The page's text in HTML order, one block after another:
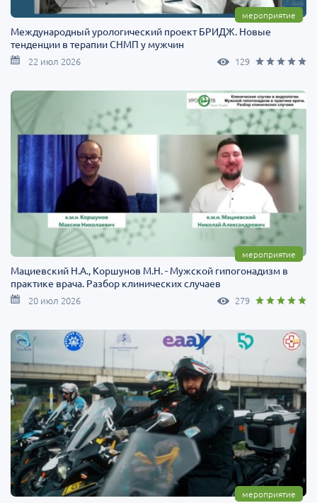
мероприятие
Международный урологический проект БРИДЖ. Новые
тенденции в терапии СНМП у мужчин
22 июл 2026 129
мероприятие
Мациевский Н.А., Коршунов М.Н. - Мужской гипогонадизм в
практике врача. Разбор клинических случаев
20 июл 2026 279
мероприятие